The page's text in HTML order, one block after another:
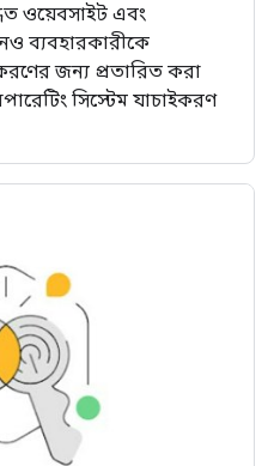
ওয়েবসাইট এবং
ব্যবহারকারীকে
জন্য প্রতারিত করা
সিস্টেম যাচাইকরণ